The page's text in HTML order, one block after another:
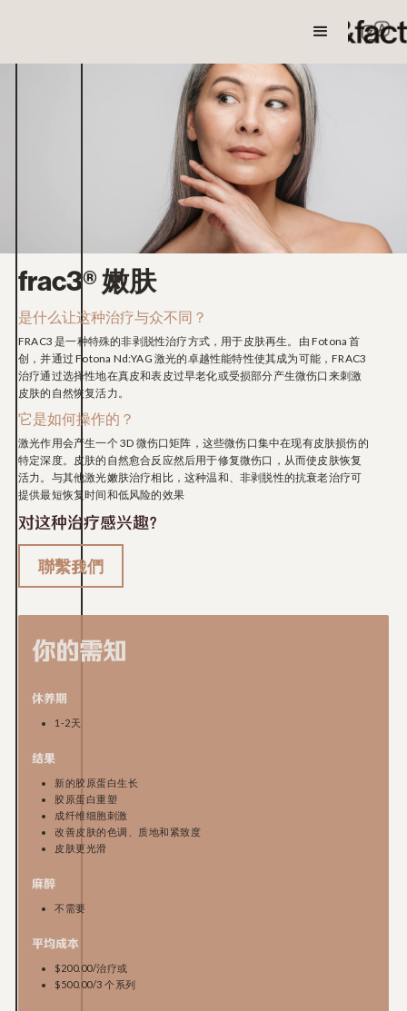
你的需知
休养期
1-2天
结果
新的胶原蛋白生长
胶原蛋白重塑
成纤维细胞刺激
改善皮肤的色调、质地和紧致度
皮肤更光滑
麻醉
不需要
平均成本
$200.00/治疗或
$500.00/3 个系列
frac3® 嫩肤
是什么让这种治疗与众不同？
FRAC3 是一种特殊的非剥脱性治疗方式，用于皮肤再生。由 Fotona 首
创，并通过 Fotona Nd:YAG 激光的卓越性能特性使其成为可能，FRAC3
治疗通过选择性地在真皮和表皮过早老化或受损部分产生微伤口来刺激
皮肤的自然恢复活力。
它是如何操作的？
激光作用会产生一个 3D 微伤口矩阵，这些微伤口集中在现有皮肤损伤的
特定深度。皮肤的自然愈合反应然后用于修复微伤口，从而使皮肤恢复
活力。与其他激光嫩肤治疗相比，这种温和、非剥脱性的抗衰老治疗可
提供最短恢复时间和低风险的效果
对这种治疗感兴趣？
聯繫我們